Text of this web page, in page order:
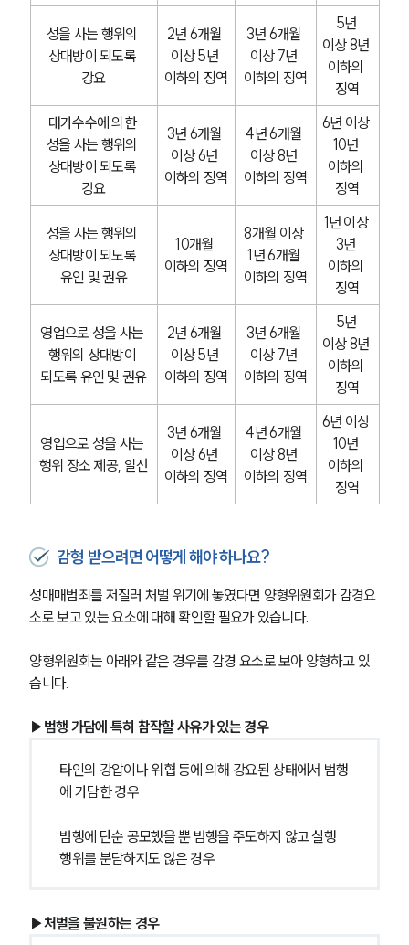
성을 사는 행위의
상대방이 되도록
강요
2년 6개월
이상 5년
이하의 징역
3년 6개월
이상 7년
이하의 징역
5년
이상 8년
이하의
징역
대가수수에 의한
성을 사는 행위의
상대방이 되도록
강요
3년 6개월
이상 6년
이하의 징역
4년 6개월
이상 8년
이하의 징역
6년 이상
10년
이하의
징역
성을 사는 행위의
상대방이 되도록
유인 및 권유
10개월
이하의 징역
8개월 이상
1년 6개월
이하의 징역
1년 이상
3년
이하의
징역
영업으로 성을 사는
행위의 상대방이
되도록 유인 및 권유
2년 6개월
이상 5년
이하의 징역
3년 6개월
이상 7년
이하의 징역
5년
이상 8년
이하의
징역
영업으로 성을 사는
행위 장소 제공, 알선
3년 6개월
이상 6년
이하의 징역
4년 6개월
이상 8년
이하의 징역
6년 이상
10년
이하의
징역
감형 받으려면 어떻게 해야 하나요?
성매매범죄를 저질러 처벌 위기에 놓였다면 양형위원회가 감경요
소로 보고 있는 요소에 대해 확인할 필요가 있습니다.
양형위원회는 아래와 같은 경우를 감경 요소로 보아 양형하고 있
습니다.
▶범행 가담에 특히 참작할 사유가 있는 경우
타인의 강압이나 위협 등에 의해 강요된 상태에서 범행
에 가담한 경우
범행에 단순 공모했을 뿐 범행을 주도하지 않고 실행
행위를 분담하지도 않은 경우
▶처벌을 불원하는 경우